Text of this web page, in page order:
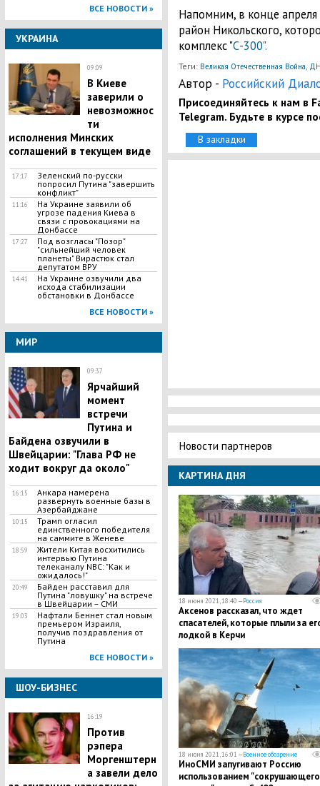
ВСЕ НОВОСТИ »
УКРАИНА
09:09
В Киеве
заверили о
невозможнос
ти
исполнения Минских
соглашений в текущем виде
17:17
Зеленский по-русски
попросил Путина "завершить
конфликт"
11:16
На Украине заявили об
угрозе падения Киева в
связи с провокациями на
Донбассе
17:27
Под возгласы "Позор"
"сильнейший человек
планеты" Вирастюк стал
депутатом ВРУ
14:41
На Украине озвучили два
исхода стабилизации
обстановки в Донбассе
ВСЕ НОВОСТИ »
МИР
09:37
Ярчайший
момент
встречи
Путина и
Байдена озвучили в
Швейцарии: "Глава РФ не
ходит вокруг да около"
16:15
Анкара намерена
развернуть военные базы в
Азербайджане
10:15
Трамп огласил
единственного победителя
на саммите в Женеве
18:59
Жители Китая восхитились
интервью Путина
телеканалу NBC: "Как и
ожидалось!"
20:49
Байден расставил для
Путина "ловушку" на встрече
в Швейцарии – СМИ
19:03
Нафтали Беннет стал новым
премьером Израиля,
получив поздравления от
Путина
ВСЕ НОВОСТИ »
ШОУ-БИЗНЕС
16:19
Против
рэпера
Моргенштерн
а завели дело
Напомним, в конце
район Никольского,
комплекс "С-300".
Теги: Великая Отечественная Война
Автор - Российский
Присоединяйтесь к нам в
Telegram. Будьте в курсе
В закладки
Новости партнеров
КАРТИНА ДНЯ
18 июня 2021, 18:40 —Россия
Аксенов рассказал, что ждет
спасателей, которые плыли за
лодкой в Керчи
18 июня 2021, 16:01 —Военное обозрение
ИноСМИ запугивают Россию
использованием "сокрушающего